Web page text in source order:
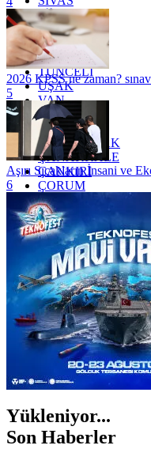
SİİRT
TEKİRDAĞ
TOKAT
TRABZON
TUNCELİ
UŞAK
VAN
YALOVA
YOZGAT
ZONGULDAK
ÇANAKKALE
ÇANKIRI
ÇORUM
İSTANBUL
İZMİR
ŞANLIURFA
ŞIRNAK
2026 KPSS ne zaman?
5
Aşırı Sıcakların İnsani ve
6
Yükleniyor...
Son Haberler